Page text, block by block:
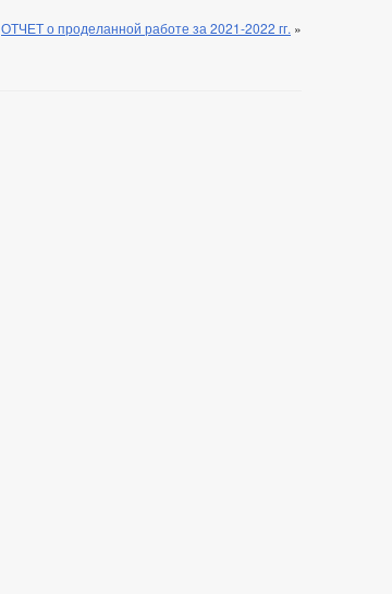
ОТЧЕТ о проделанной работе за 2021-2022 гг. »